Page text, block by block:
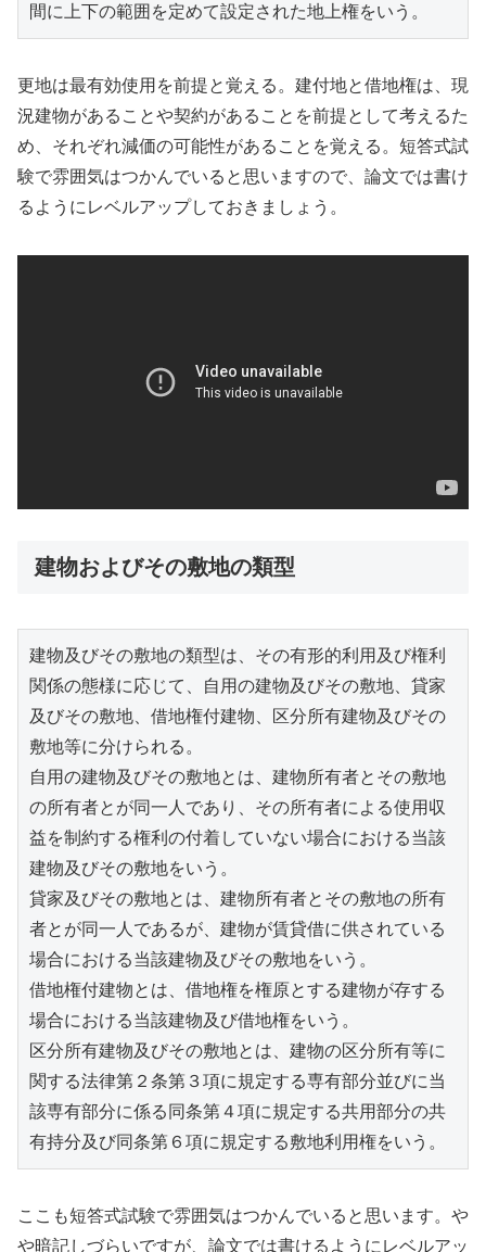
間に上下の範囲を定めて設定された地上権をいう。
更地は最有効使用を前提と覚える。建付地と借地権は、現
況建物があることや契約があることを前提として考えるた
め、それぞれ減価の可能性があることを覚える。短答式試
験で雰囲気はつかんでいると思いますので、論文では書け
るようにレベルアップしておきましょう。
建物およびその敷地の類型
建物及びその敷地の類型は、その有形的利用及び権利
関係の態様に応じて、自用の建物及びその敷地、貸家
及びその敷地、借地権付建物、区分所有建物及びその
敷地等に分けられる。
自用の建物及びその敷地とは、建物所有者とその敷地
の所有者とが同一人であり、その所有者による使用収
益を制約する権利の付着していない場合における当該
建物及びその敷地をいう。
貸家及びその敷地とは、建物所有者とその敷地の所有
者とが同一人であるが、建物が賃貸借に供されている
場合における当該建物及びその敷地をいう。
借地権付建物とは、借地権を権原とする建物が存する
場合における当該建物及び借地権をいう。
区分所有建物及びその敷地とは、建物の区分所有等に
関する法律第２条第３項に規定する専有部分並びに当
該専有部分に係る同条第４項に規定する共用部分の共
有持分及び同条第６項に規定する敷地利用権をいう。
ここも短答式試験で雰囲気はつかんでいると思います。や
や暗記しづらいですが、論文では書けるようにレベルアッ